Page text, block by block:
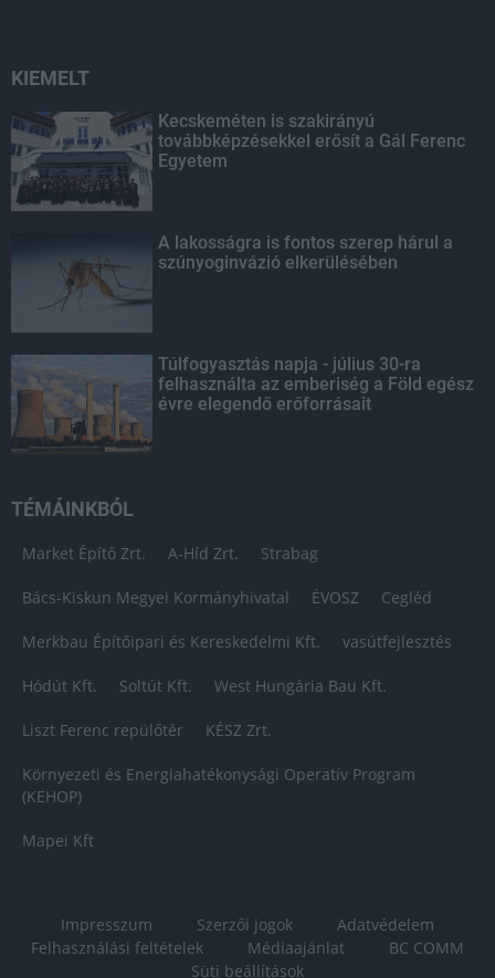
KIEMELT
Kecskeméten is szakirányú
továbbképzésekkel erősít a Gál Ferenc
Egyetem
A lakosságra is fontos szerep hárul a
szúnyoginvázió elkerülésében
Túlfogyasztás napja - július 30-ra
felhasználta az emberiség a Föld egész
évre elegendő erőforrásait
TÉMÁINKBÓL
Market Építő Zrt. A-Híd Zrt. Strabag
Bács-Kiskun Megyei Kormányhivatal ÉVOSZ Cegléd
Merkbau Építőipari és Kereskedelmi Kft. vasútfejlesztés
Hódút Kft. Soltút Kft. West Hungária Bau Kft.
Liszt Ferenc repülőtér KÉSZ Zrt.
Környezeti és Energiahatékonysági Operatív Program
(KEHOP)
Mapei Kft
Impresszum Szerzői jogok
Adatvédelem
Felhasználási feltételek
Médiaajánlat
BC COMM
Süti beállítások